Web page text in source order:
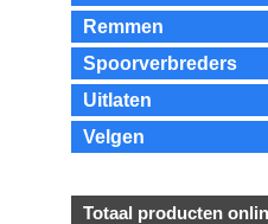
Remmen
Spoorverbreders
Uitlaten
Velgen
Totaal producten